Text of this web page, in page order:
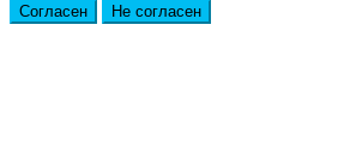
Согласен Не согласен